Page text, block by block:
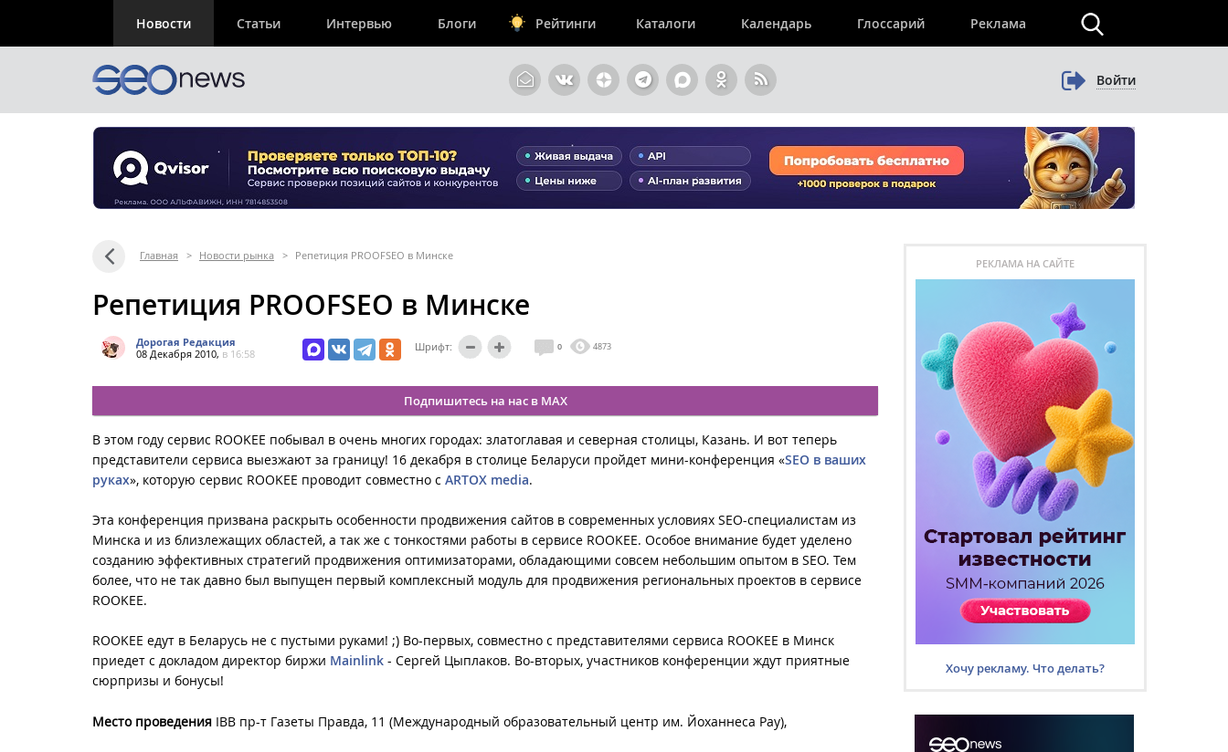
Новости Статьи Интервью Блоги Рейтинги Каталоги Календарь Глоссарий Реклама
Войти
Главная > Новости рынка > Репетиция PROOFSEO в Минске
Репетиция PROOFSEO в Минске
Дорогая Редакция
08 Декабря 2010, в 16:58
Шрифт: 0 4873
Подпишитесь на нас в MAX
В этом году сервис ROOKEE побывал в очень многих городах: златоглавая и северная столицы, Казань. И вот теперь
представители сервиса выезжают за границу! 16 декабря в столице Беларуси пройдет мини-конференция «SEO в ваших
руках», которую сервис ROOKEE проводит совместно с ARTOX media.
Эта конференция призвана раскрыть особенности продвижения сайтов в современных условиях SEO-специалистам из
Минска и из близлежащих областей, а так же с тонкостями работы в сервисе ROOKEE. Особое внимание будет уделено
созданию эффективных стратегий продвижения оптимизаторами, обладающими совсем небольшим опытом в SEO. Тем
более, что не так давно был выпущен первый комплексный модуль для продвижения региональных проектов в сервисе
ROOKEE.
ROOKEE едут в Беларусь не с пустыми руками! ;) Во-первых, совместно с представителями сервиса ROOKEE в Минск
приедет с докладом директор биржи Mainlink - Сергей Цыплаков. Во-вторых, участников конференции ждут приятные
сюрпризы и бонусы!
Место проведения IBB пр-т Газеты Правда, 11 (Международный образовательный центр им. Йоханнеса Рау),
РЕКЛАМА НА САЙТЕ
Хочу рекламу. Что делать?